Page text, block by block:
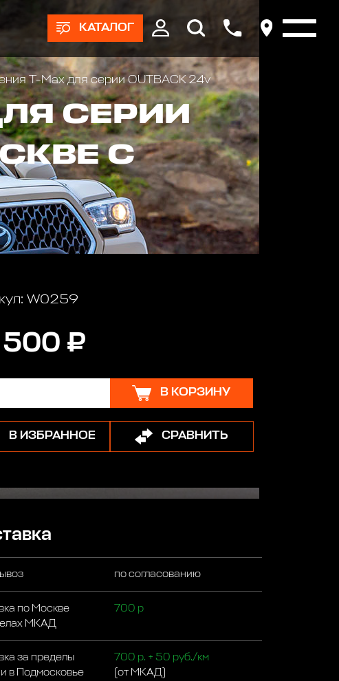
КАТАЛОГ
T-Max для серии OUTBACK 24v
СЕРИИ
С
W0259
500 ₽
В КОРЗИНУ
В ИЗБРАННОЕ СРАВНИТЬ
по согласованию
по Москве
МКАД
700 р
за пределы
в Подмосковье
700 р. + 50 руб./км
(от МКАД)